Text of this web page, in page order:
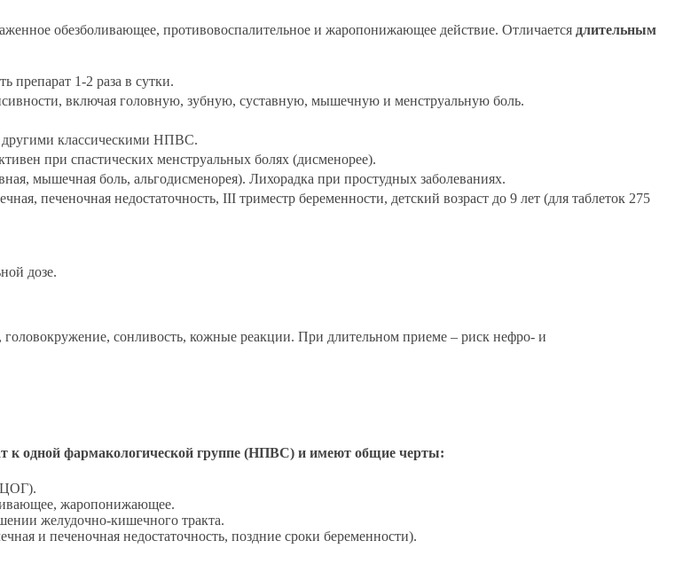
обезболивающее, противовоспалительное и жаропонижающее действие. Отличается длительным
препарат 1-2 раза в сутки.
включая головную, зубную, суставную, мышечную и менструальную боль.
классическими НПВС.
при спастических менструальных болях (дисменорее).
мышечная боль, альгодисменорея). Лихорадка при простудных заболеваниях.
печеночная недостаточность, III триместр беременности, детский возраст до 9 лет (для таблеток 275
дозе.
сонливость, кожные реакции. При длительном приеме – риск нефро- и
к одной фармакологической группе (НПВС) и имеют общие черты:
жаропонижающее.
желудочно-кишечного тракта.
и печеночная недостаточность, поздние сроки беременности).